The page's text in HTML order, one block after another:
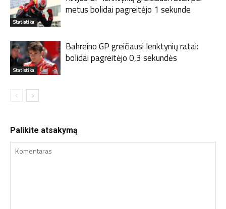
Statistika
metus bolidai pagreitėjo 1 sekunde
Statistika
Bahreino GP greičiausi lenktynių ratai:
bolidai pagreitėjo 0,3 sekundės
Palikite atsakymą